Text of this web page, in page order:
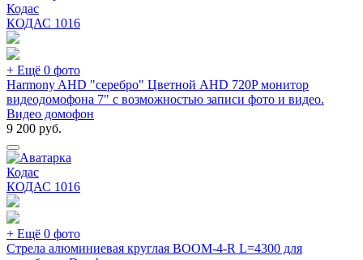
Кодас
КОДАС 1016
+ Ещё 0 фото
Harmony AHD "серебро" Цветной AHD 720P монитор
видеодомофона 7" с возможностью записи фото и видео.
Видео домофон
9 200 руб.
Кодас
КОДАС 1016
+ Ещё 0 фото
Стрела алюминиевая круглая BOOM-4-R L=4300 для